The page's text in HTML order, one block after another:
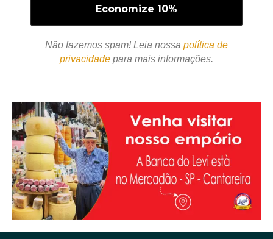
Não fazemos spam! Leia nossa política de
privacidade para mais informações.